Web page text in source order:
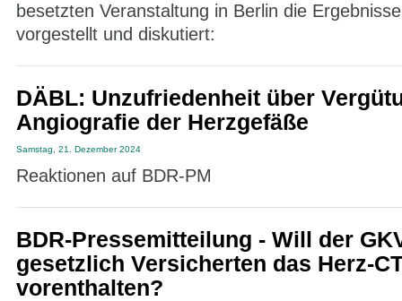
besetzten Veranstaltung in Berlin die
vorgestellt und diskutiert:
DÄBL: Unzufriedenheit über
Angiografie der Herzgefäße
Samstag, 21. Dezember 2024
Reaktionen auf BDR-PM
BDR-Pressemitteilung - Will der
gesetzlich Versicherten das Herz-
vorenthalten?